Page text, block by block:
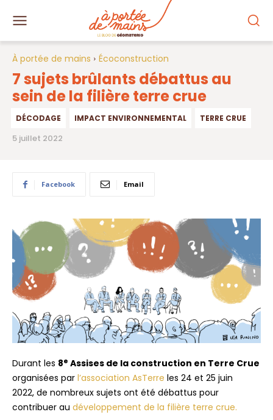
À portée de mains Écoconstruction
7 sujets brûlants débattus au
sein de la filière terre crue
DÉCODAGE IMPACT ENVIRONNEMENTAL TERRE CRUE
5 juillet 2022
Facebook Email
Durant les 8e Assises de la construction en Terre Crue
organisées par l’association AsTerre les 24 et 25 juin
2022, de nombreux sujets ont été débattus pour
contribuer au développement de la filière terre crue.